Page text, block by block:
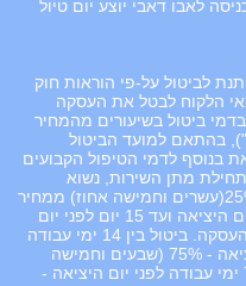
לאבו דאבי יוצע יום טיול
לביטול על-פי הוראות חוק
הלקוח לבטל את העסקה
בדמי ביטול בשיעורים מהמחיר
בהתאם למועד הביטול
בנוסף לדמי הטיפול הקבועים
לפני יום תחילת מתן השירות, נשוא
העסקה ללקוח (להלן-"יום היציאה") - 25%(עשרים וחמישה אחוז) ממחיר
העסקה. ביטול בין 21 ימי עבודה לפני יום היציאה ועד 15 יום לפני יום
היציאה - 50% (חמישים אחוז) ממחיר העסקה. ביטול בין 14 ימי עבודה
לפני יום היציאה ועד 8 יום לפני יום היציאה - 75% (שבעים וחמישה
אחוז) ממחיר העסקה. ביטול בתוך עד 7 ימי עבודה לפני יום היציאה -